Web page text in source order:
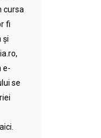
cursa
fi
și
e-
se